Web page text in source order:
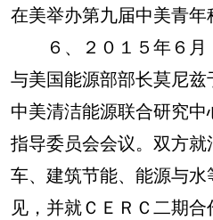
在美举办第九届中美青年
６、２０１５年６月
与美国能源部部长莫尼
中美清洁能源联合研究
指导委员会会议。双方
车、建筑节能、能源与
见，并就ＣＥＲＣ二期合